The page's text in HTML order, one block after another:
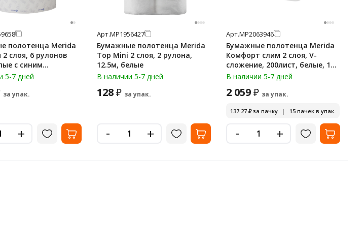
полотенца Merida
слоя, 6 рулонов
с синим
BP4404
5-7 дней
за упак.
+
Арт.МР1956427
Бумажные полотенца Merida
Top Mini 2 слоя, 2 рулона,
12.5м, белые
В наличии 5-7 дней
128₽ за упак.
- +
Арт.МР2063946
Бумажные полотенца Merida
Комфорт слим 2 слоя, V-
сложение, 200лист, белые, 15
пачек, BP1407
В наличии 5-7 дней
2 059₽ за упак.
137.27 ₽за пачку | 15 пачек в упак.
- +